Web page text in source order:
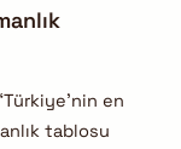
en
tablosu